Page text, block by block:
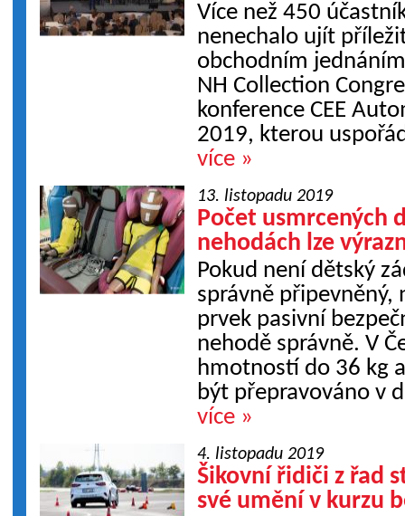
Více než 450
nenechalo ujít
obchodním
NH Collection
konference CEE
2019, kterou
více »
13. listopadu 2019
Počet usmrcených
nehodách lze
Pokud není dětský
správně
prvek pasivní
nehodě správně. V
hmotností do 36 kg
být přepravováno v
více »
4. listopadu 2019
Šikovní řidiči z řad
své umění v kurzu